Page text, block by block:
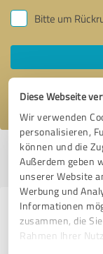
Diese Webseite
Wir verwenden
personalisieren,
können und die
Außerdem geben
unserer Website
Werbung und
Informationen
zusammen, die
Rahmen Ihrer
Bitte um
Ich stimme den
Profil aktiv seit